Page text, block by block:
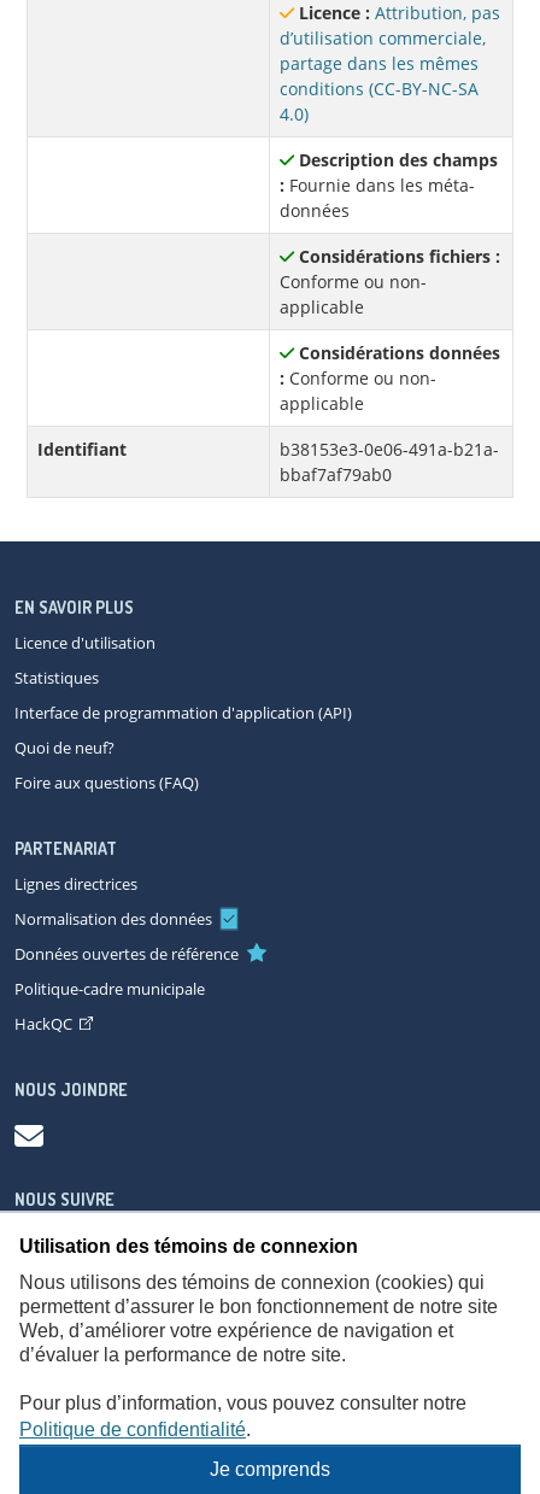
Licence : Attribution, pas
d’utilisation commerciale,
partage dans les mêmes
conditions (CC-BY-NC-SA
4.0)
Description des champs
: Fournie dans les méta-
données
Considérations fichiers :
Conforme ou non-
applicable
Considérations données
: Conforme ou non-
applicable
Identifiant
b38153e3-0e06-491a-b21a-
bbaf7af79ab0
Utilisation des témoins de connexion
Nous utilisons des témoins de connexion (cookies) qui
permettent d’assurer le bon fonctionnement de notre site
Web, d’améliorer votre expérience de navigation et
d’évaluer la performance de notre site.
Pour plus d’information, vous pouvez consulter notre
Politique de confidentialité.
Je comprends
EN SAVOIR PLUS
Licence d'utilisation
Statistiques
Interface de programmation d'application (API)
Quoi de neuf?
Foire aux questions (FAQ)
PARTENARIAT
Lignes directrices
Normalisation des données
Données ouvertes de référence
Politique-cadre municipale
HackQC
NOUS JOINDRE
NOUS SUIVRE
À propos Accessibilité Plan du site
Consignes de sécurité
© Gouvernement du Québec,